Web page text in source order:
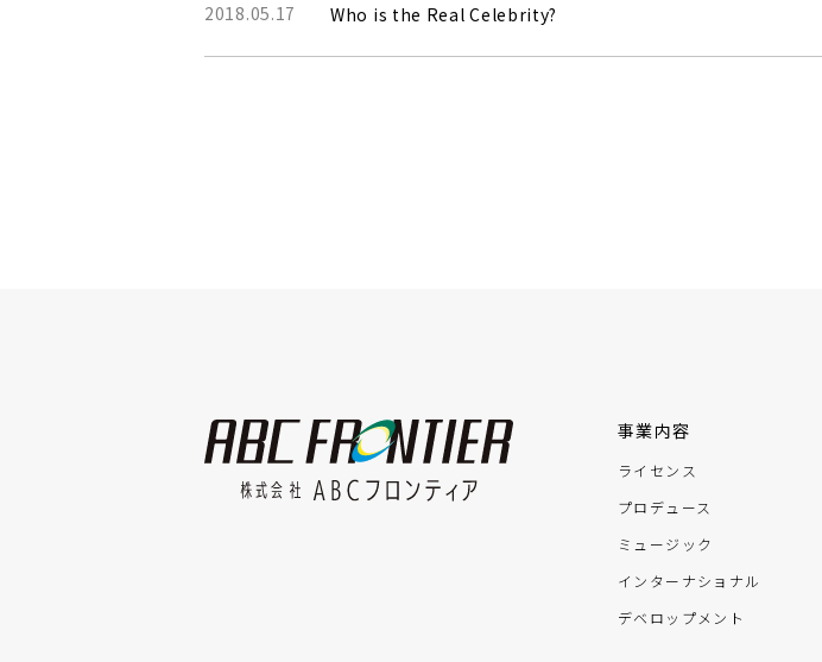
2018.05.17 Who is the Real Celebrity?
事業内容
ライセンス
プロデュース
ミュージック
インターナショナル
デベロップメント